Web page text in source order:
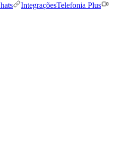
IntegraçõesTelefonia Plus